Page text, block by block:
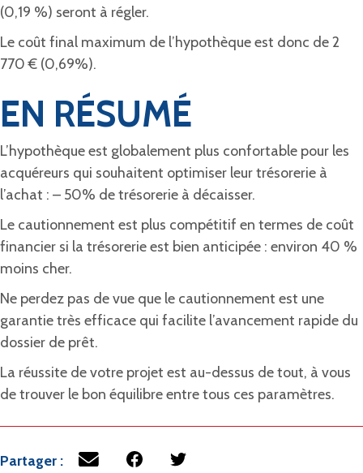
(0,19 %) seront à régler.
Le coût final maximum de l’hypothèque est donc de 2
770 € (0,69%).
EN RÉSUMÉ
L’hypothèque est globalement plus confortable pour les
acquéreurs qui souhaitent optimiser leur trésorerie à
l’achat : – 50% de trésorerie à décaisser.
Le cautionnement est plus compétitif en termes de coût
financier si la trésorerie est bien anticipée : environ 40 %
moins cher.
Ne perdez pas de vue que le cautionnement est une
garantie très efficace qui facilite l’avancement rapide du
dossier de prêt.
La réussite de votre projet est au-dessus de tout, à vous
de trouver le bon équilibre entre tous ces paramètres.
Partager :